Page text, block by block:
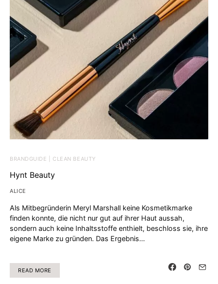
BRANDGUIDE | CLEAN BEAUTY
Hynt Beauty
ALICE
Als Mitbegründerin Meryl Marshall keine Kosmetikmarke
finden konnte, die nicht nur gut auf ihrer Haut aussah,
sondern auch keine Inhaltsstoffe enthielt, beschloss sie, ihre
eigene Marke zu gründen. Das Ergebnis…
READ MORE